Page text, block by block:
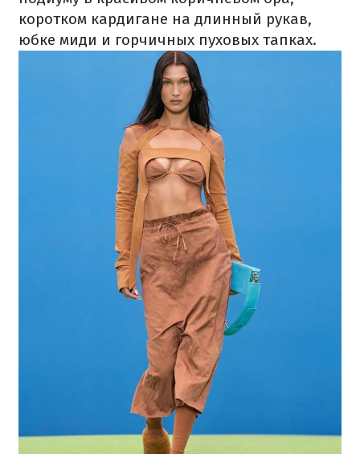
коротком кардигане на длинный рукав,
юбке миди и горчичных пуховых тапках.